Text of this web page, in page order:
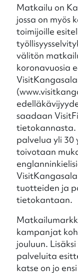
Matkailu on
jossa on myös
toimijoille
välitön
koronavuosia
saadaan
tietokannasta.
palvelua yli 30
toivotaan
tuotteiden ja
tietokantaan.
kampanjat
jouluun.
palveluita
katse on jo